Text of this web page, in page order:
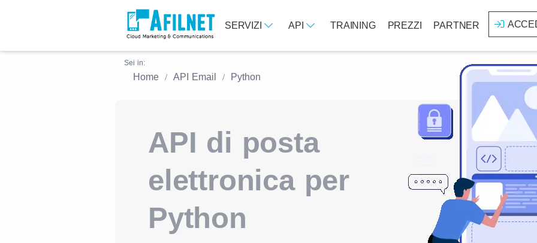
SERVIZI API TRAINING PREZZI PARTNER
Sei in:
Home API Email Python
API di posta
elettronica per
Python